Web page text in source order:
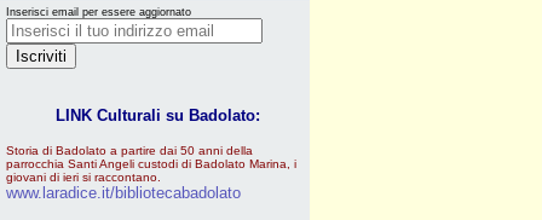
Inserisci email per essere aggiornato
LINK Culturali su Badolato:
Storia di Badolato a partire dai 50 anni della
parrocchia Santi Angeli custodi di Badolato Marina, i
giovani di ieri si raccontano.
www.laradice.it/bibliotecabadolato